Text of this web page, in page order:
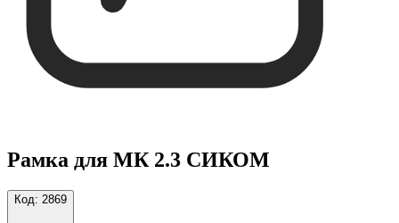
Рамка для МК 2.3 СИКОМ
Код: 2869